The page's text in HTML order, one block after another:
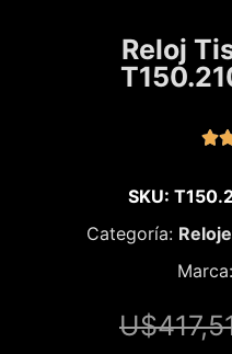
Reloj

SKU:
Categoría:
Marca:
U$